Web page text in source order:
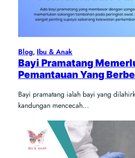
Blog, Ibu & Anak
Bayi Pramatang
Pemantauan Yang
Bayi pramatang ialah bayi yang
kandungan mencecah…